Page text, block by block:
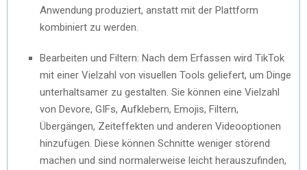
Anwendung produziert, anstatt mit der Plattform
kombiniert zu werden.
Bearbeiten und Filtern: Nach dem Erfassen wird TikTok
mit einer Vielzahl von visuellen Tools geliefert, um Dinge
unterhaltsamer zu gestalten. Sie können eine Vielzahl
von Devore, GIFs, Aufklebern, Emojis, Filtern,
Übergängen, Zeiteffekten und anderen Videooptionen
hinzufügen. Diese können Schnitte weniger störend
machen und sind normalerweise leicht herauszufinden,